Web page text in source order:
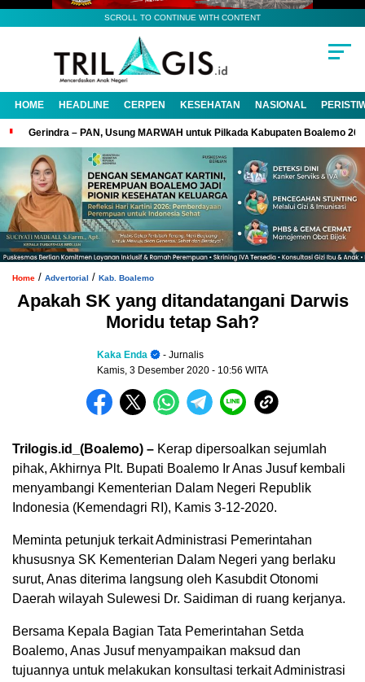
SCROLL TO CONTINUE WITH CONTENT
HOME HEADLINE CERPEN KESEHATAN NASIONAL
Gerindra – PAN, Usung MARWAH untuk Pilkada Kabupaten Boalemo
Home / Advertorial / Kab. Boalemo
Apakah SK yang ditandatangani Darwis
Moridu tetap Sah?
Kaka Enda
- Jurnalis
Kamis, 3 Desember 2020 - 10:56 WITA
Trilogis.id_(Boalemo) – Kerap dipersoalkan sejumlah
pihak, Akhirnya Plt. Bupati Boalemo Ir Anas Jusuf kembali
menyambangi Kementerian Dalam Negeri Republik
Indonesia (Kemendagri RI), Kamis 3-12-2020.
Meminta petunjuk terkait Administrasi Pemerintahan
khususnya SK Kementerian Dalam Negeri yang berlaku
surut, Anas diterima langsung oleh Kasubdit Otonomi
Daerah wilayah Sulewesi Dr. Saidiman di ruang kerjanya.
Bersama Kepala Bagian Tata Pemerintahan Setda
Boalemo, Anas Jusuf menyampaikan maksud dan
tujuannya untuk melakukan konsultasi terkait Administrasi